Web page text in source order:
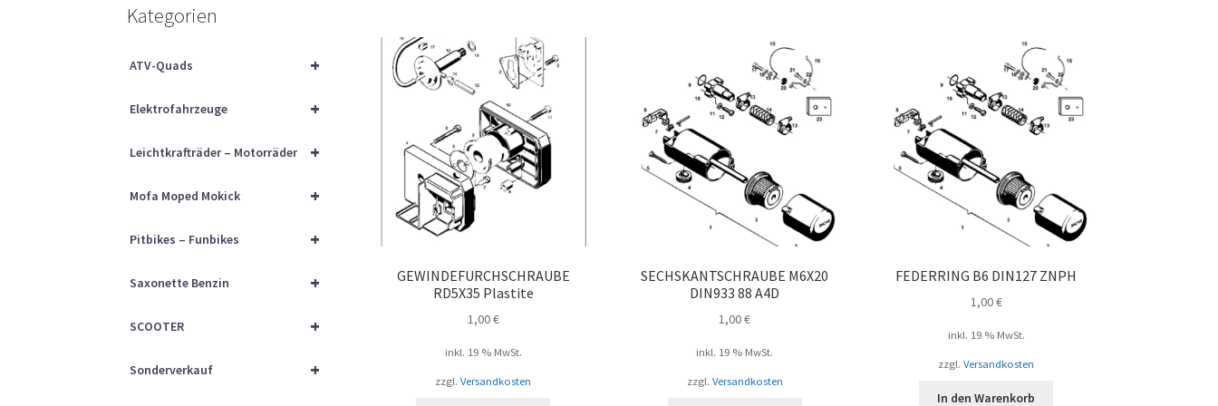
GEWINDEFURCHSCHRAUBE
RD5X35 Plastite
1,00€
inkl. 19 % MwSt.
zzgl.Versandkosten
SECHSKANTSCHRAUBE M6X20
DIN933 88 A4D
1,00€
inkl. 19 % MwSt.
zzgl. Versandkosten
FEDERRING B6 DIN127 ZNPH
1,00€
inkl. 19 % MwSt.
zzgl.Versandkosten
In den Warenkorb
Kategorien
+
ATV-Quads
+
Elektrofahrzeuge
+
Leichtkrafträder – Motorräder
+
Mofa Moped Mokick
+
Pitbikes – Funbikes
+
Saxonette Benzin
+
SCOOTER
+
Sonderverkauf